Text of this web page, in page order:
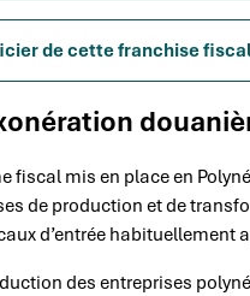
de cette franchise
fiscal mis en place en
de production et de
d’entrée habituellement
des entreprises